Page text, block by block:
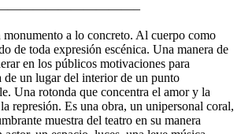
monumento a lo concreto. Al cuerpo como
de toda expresión escénica. Una manera de
en los públicos motivaciones para
de un lugar del interior de un punto
Una rotonda que concentra el amor y la
represión. Es una obra, un unipersonal coral,
muestra del teatro en su manera